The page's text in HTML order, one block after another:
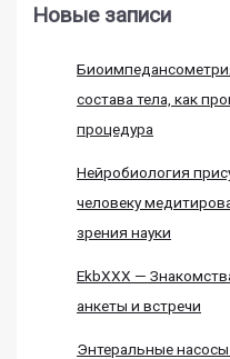
Новые записи
состава тела, как
процедура
Нейробиология
человеку
зрения науки
EkbXXX —
анкеты и встречи
Энтеральные